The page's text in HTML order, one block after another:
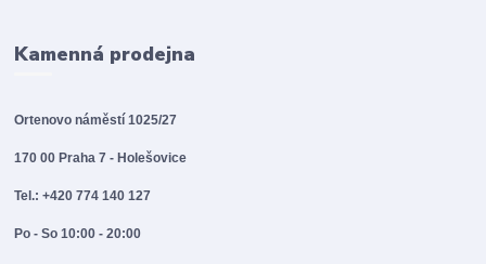
Kamenná prodejna
Ortenovo náměstí 1025/27
170 00 Praha 7 - Holešovice
Tel.: +420 774 140 127
Po - So 10:00 - 20:00